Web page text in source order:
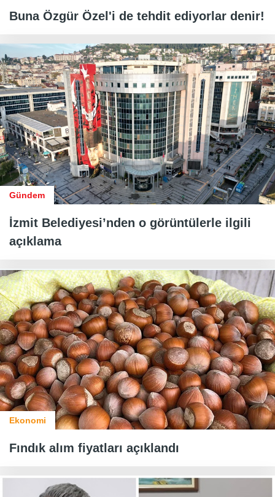
Buna Özgür Özel'i de tehdit ediyorlar denir!
Gündem
İzmit Belediyesi’nden o görüntülerle ilgili
açıklama
Ekonomi
Fındık alım fiyatları açıklandı